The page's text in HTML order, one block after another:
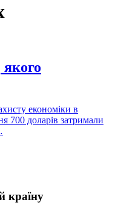
економіки в
700 доларів затримали
країну